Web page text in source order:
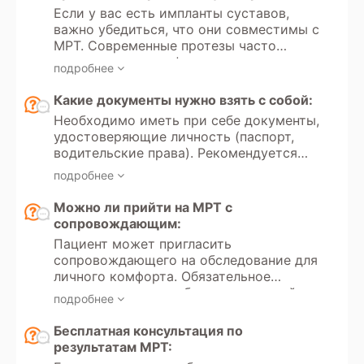
Если у вас есть импланты суставов,
важно убедиться, что они совместимы с
МРТ. Современные протезы часто
изготовлены из неферромагнитных
материалов, но перед обследованием
следует уточнить у врача или в центре
МРТ, имеют ли они ограничения по
воздействию магнитного поля. Ношение
брекетов и наличие зубных имплантов
не является противопоказанием для
МРТ, так как они обычно не влияют на
металлические компоненты могут
немного искажать изображения,
особенно если исследуется область
головы и шеи. Важно предупредить
оператора о наличии брекетов или
имплантов, чтобы он учел возможные
артефакты. Наличие кардиостимулятора
для проведения МРТ в большинстве
случаев, так как сильное магнитное поле
подробнее
Какие документы нужно взять с собой:
Необходимо иметь при себе документы,
удостоверяющие личность (паспорт,
водительские права). Рекомендуется
иметь направление врача с указанием
цели обследования и минимальных
требований к протоколам. Для оценки
динамики состояния следует принести
результаты предыдущих обследований.
подробнее
Можно ли прийти на МРТ с
сопровождающим:
Пациент может пригласить
сопровождающего на обследование для
личного комфорта. Обязательное
сопровождение требуется для детей и
подростков до 18 лет. Также
рекомендуется присутствие
сопровождающего, если пациент
страдает клаустрофобией — это
подробнее
Бесплатная консультация по
результатам МРТ: